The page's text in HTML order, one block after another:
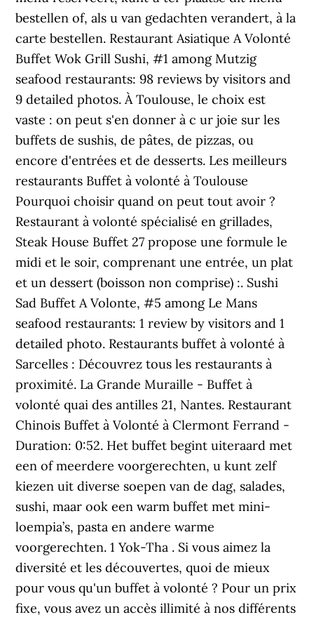
bestellen of, als u van gedachten verandert, à la
carte bestellen. Restaurant Asiatique A Volonté
Buffet Wok Grill Sushi, #1 among Mutzig
seafood restaurants: 98 reviews by visitors and
9 detailed photos. À Toulouse, le choix est
vaste : on peut s'en donner à c ur joie sur les
buffets de sushis, de pâtes, de pizzas, ou
encore d'entrées et de desserts. Les meilleurs
restaurants Buffet à volonté à Toulouse
Pourquoi choisir quand on peut tout avoir ?
Restaurant à volonté spécialisé en grillades,
Steak House Buffet 27 propose une formule le
midi et le soir, comprenant une entrée, un plat
et un dessert (boisson non comprise) :. Sushi
Sad Buffet A Volonte, #5 among Le Mans
seafood restaurants: 1 review by visitors and 1
detailed photo. Restaurants buffet à volonté à
Sarcelles : Découvrez tous les restaurants à
proximité. La Grande Muraille - Buffet à
volonté quai des antilles 21, Nantes. Restaurant
Chinois Buffet à Volonté à Clermont Ferrand -
Duration: 0:52. Het buffet begint uiteraard met
een of meerdere voorgerechten, u kunt zelf
kiezen uit diverse soepen van de dag, salades,
sushi, maar ook een warm buffet met mini-
loempia’s, pasta en andere warme
voorgerechten. 1 Yok-Tha . Si vous aimez la
diversité et les découvertes, quoi de mieux
pour vous qu'un buffet à volonté ? Pour un prix
fixe, vous avez un accès illimité à nos différents